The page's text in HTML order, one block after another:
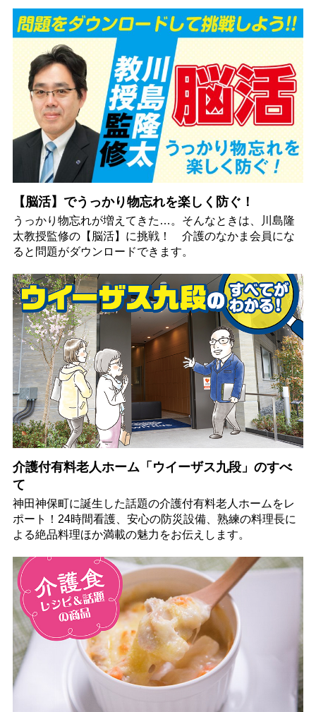
【脳活】でうっかり物忘れを楽しく防ぐ！
うっかり物忘れが増えてきた…。そんなときは、川島隆
太教授監修の【脳活】に挑戦！ 介護のなかま会員にな
ると問題がダウンロードできます。
介護付有料老人ホーム「ウイーザス九段」のすべ
て
神田神保町に誕生した話題の介護付有料老人ホームをレ
ポート！24時間看護、安心の防災設備、熟練の料理長に
よる絶品料理ほか満載の魅力をお伝えします。